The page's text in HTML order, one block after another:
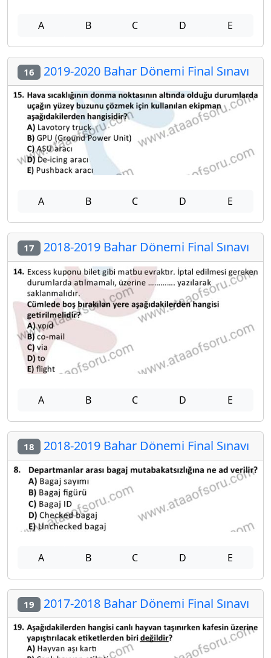
A B C D E
16 2019-2020 Bahar Dönemi Final Sınavı
A B C D E
17 2018-2019 Bahar Dönemi Final Sınavı
A B C D E
18 2018-2019 Bahar Dönemi Final Sınavı
A B C D E
19 2017-2018 Bahar Dönemi Final Sınavı